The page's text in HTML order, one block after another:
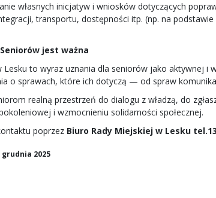
własnych inicjatyw i wniosków dotyczących
transportu, dostępności itp. (np. na
jest ważna
Lesku to wyraz uznania dla seniorów jako aktywnej
o sprawach, które ich dotyczą — od spraw
realną przestrzeń do dialogu z władzą, do
i wzmocnieniu solidarności społecznej.
poprzez Biuro Rady Miejskiej w Lesku
2025